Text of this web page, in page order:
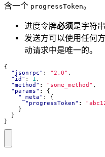
含一个 progressToken。
进度令牌必须是字符
发送方可以使用任何
动请求中是唯一的。
{
"jsonrpc" : "2.0" ,
"id" : 1 ,
"method" : "some_method" ,
"params" :
{
"_meta" :
{
"progressToken" :
}
}
}